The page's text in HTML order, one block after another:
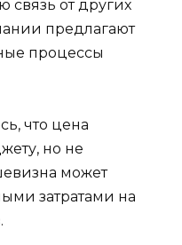
связь от других
предлагают
процессы
что цена
но не
может
затратами на